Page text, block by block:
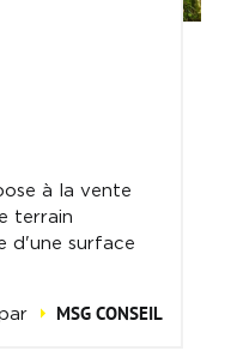
à la vente
terrain
d'une surface
MSG CONSEIL